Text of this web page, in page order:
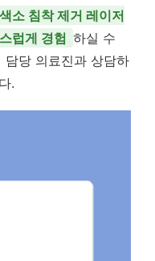
색소 침착 제거 레이저
럽게 경험 하실 수
담당 의료진과 상담하
.